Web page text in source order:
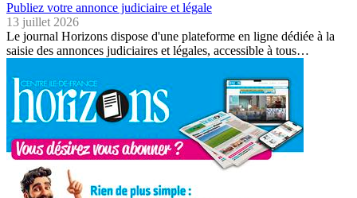
Publiez votre annonce judiciaire et légale
13 juillet 2026
Le journal Horizons dispose d'une plateforme en ligne dédiée à la
saisie des annonces judiciaires et légales, accessible à tous…